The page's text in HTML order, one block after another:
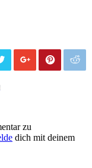
zu
dich mit deinem